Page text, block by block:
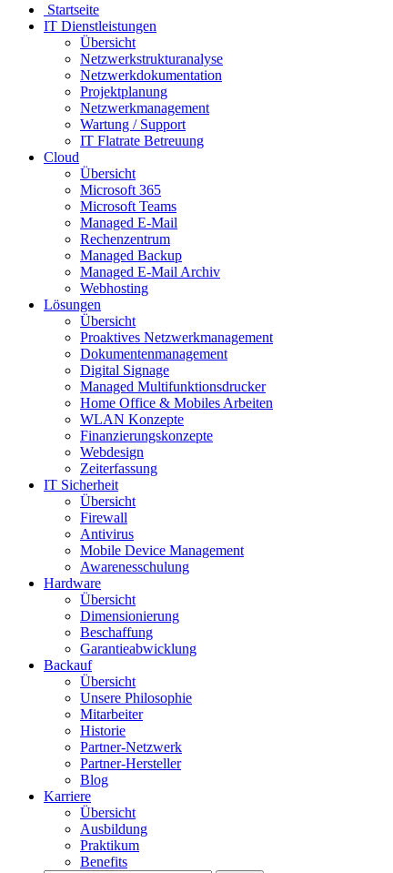
Startseite
IT Dienstleistungen
Übersicht
Netzwerkstrukturanalyse
Netzwerkdokumentation
Projektplanung
Netzwerkmanagement
Wartung / Support
IT Flatrate Betreuung
Cloud
Übersicht
Microsoft 365
Microsoft Teams
Managed E-Mail
Rechenzentrum
Managed Backup
Managed E-Mail Archiv
Webhosting
Lösungen
Übersicht
Proaktives Netzwerkmanagement
Dokumentenmanagement
Digital Signage
Managed Multifunktionsdrucker
Home Office & Mobiles Arbeiten
WLAN Konzepte
Finanzierungskonzepte
Webdesign
Zeiterfassung
IT Sicherheit
Übersicht
Firewall
Antivirus
Mobile Device Management
Awarenesschulung
Hardware
Übersicht
Dimensionierung
Beschaffung
Garantieabwicklung
Backauf
Übersicht
Unsere Philosophie
Mitarbeiter
Historie
Partner-Netzwerk
Partner-Hersteller
Blog
Karriere
Übersicht
Ausbildung
Praktikum
Benefits